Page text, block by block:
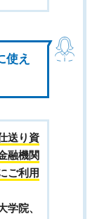
使え
送り資
融機関
ご利用
学院、